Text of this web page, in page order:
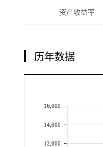
资产收益率
历年数据
12,000
14,000
16,000